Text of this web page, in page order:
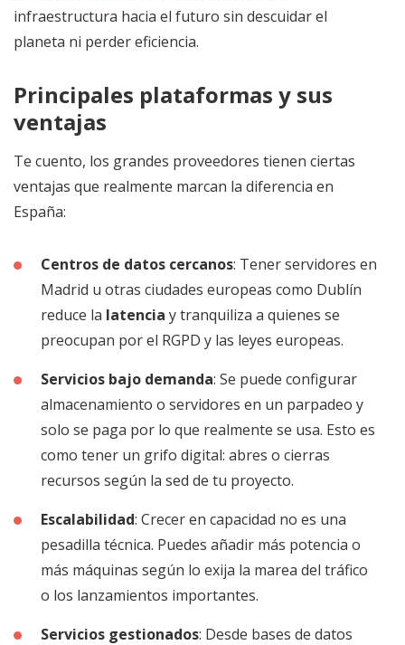
infraestructura hacia el futuro sin descuidar el
planeta ni perder eficiencia.
Principales plataformas y sus
ventajas
Te cuento, los grandes proveedores tienen ciertas
ventajas que realmente marcan la diferencia en
España:
Centros de datos cercanos: Tener servidores en
Madrid u otras ciudades europeas como Dublín
reduce la latencia y tranquiliza a quienes se
preocupan por el RGPD y las leyes europeas.
Servicios bajo demanda: Se puede configurar
almacenamiento o servidores en un parpadeo y
solo se paga por lo que realmente se usa. Esto es
como tener un grifo digital: abres o cierras
recursos según la sed de tu proyecto.
Escalabilidad: Crecer en capacidad no es una
pesadilla técnica. Puedes añadir más potencia o
más máquinas según lo exija la marea del tráfico
o los lanzamientos importantes.
Servicios gestionados: Desde bases de datos